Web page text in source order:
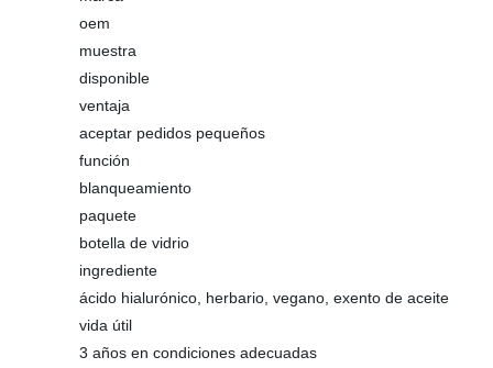
oem
muestra
disponible
ventaja
aceptar pedidos pequeños
función
blanqueamiento
paquete
botella de vidrio
ingrediente
ácido hialurónico, herbario, vegano, exento de aceite
vida útil
3 años en condiciones adecuadas